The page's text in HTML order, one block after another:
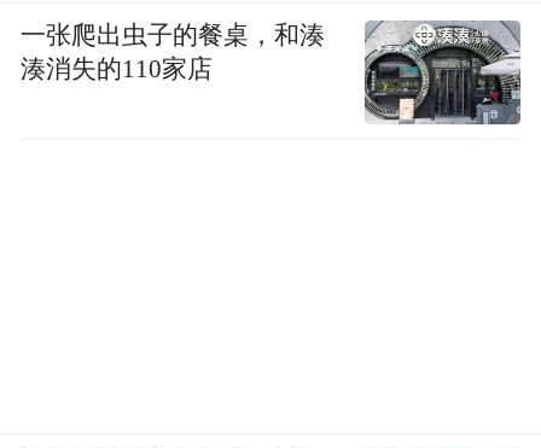
一张爬出虫子的餐桌，和湊
湊消失的110家店